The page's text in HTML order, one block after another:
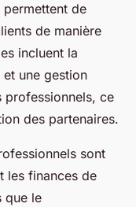
permettent de
de manière
incluent la
une gestion
professionnels, ce
des partenaires.
sont
les finances de
que le